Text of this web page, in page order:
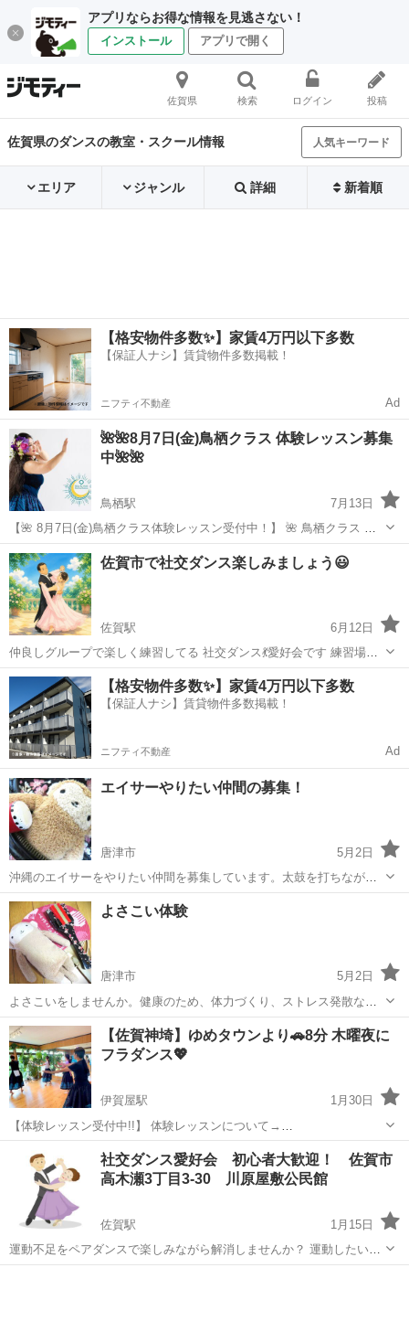
アプリならお得な情報を見逃さない！
インストール アプリで開く
佐賀県 検索 ログイン 投稿
佐賀県のダンスの教室・スクール情報 人気キーワード
エリア ジャンル 詳細 新着順
【格安物件多数✨】家賃4万円以下多数
【保証人ナシ】賃貸物件多数掲載！
ニフティ不動産 Ad
🌺🌺8月7日(金)鳥栖クラス 体験レッスン募集
中🌺🌺
鳥栖駅
7月13日
【🌺 8月7日(金)鳥栖クラス体験レッスン受付中！】 🌺 鳥栖クラス 体
験レッスン募集 🌺 「フラって難しそう…」 「運動が苦手でも大丈
夫？」 そんな方こそ大歓迎です😊 フラダンスは、ゆったりとした音楽
に合わ...
佐賀 鳥栖市 鳥栖駅 フラダンス フラ
佐賀市で社交ダンス楽しみましょう😃
佐賀駅
6月12日
仲良しグループで楽しく練習してる 社交ダンス💃愛好会です 練習場所
は、のどかな古湯♨️温泉です 広々した大ホールで、ゆったりと練習し
てます 練習帰り温泉♨️でゆっくりもできますよ！ ⭐︎仲間を大募集中で
す⭐︎ 未経験の...
佐賀 佐賀市 佐賀駅 社交ダンス ホール
【格安物件多数✨】家賃4万円以下多数
【保証人ナシ】賃貸物件多数掲載！
ニフティ不動産 Ad
エイサーやりたい仲間の募集！
唐津市
5月2日
沖縄のエイサーをやりたい仲間を募集しています。太鼓を打ちながら
踊るダイナミックな動きが特徴的です。まずは１曲完成出来たらいい
なあと思っています。一緒にトライしてくれる仲間を募集中です。現
在、準備段階ではありますが、まずはメン...
佐賀 唐津市 その他 エイサー
よさこい体験
唐津市
5月2日
よさこいをしませんか。健康のため、体力づくり、ストレス発散な
ど、きっかけは人それぞれだと思います。仲間が増えれば、その分、
楽しさも増えるような気がします。いつでもメンバーを募集していま
す。踊り初心者も大歓迎です。お気軽にご連...
佐賀 唐津市 ダンス よさこい
【佐賀神埼】ゆめタウンより🚗8分 木曜夜に
フラダンス💖
伊賀屋駅
1月30日
【体験レッスン受付中!!】 体験レッスンについて→
https://www.hulamahina.com/about-1 はじめての方歓迎 フラ体験レッ
スン受付中💖💖💖 ---------- 🟣神埼教室（...
佐賀 神埼市 伊賀屋駅 フラダンス KILOHANA
社交ダンス愛好会 初心者大歓迎！ 佐賀市
高木瀬3丁目3-30 川原屋敷公民館
佐賀駅
1月15日
運動不足をペアダンスで楽しみながら解消しませんか？ 運動したいけ
ど一人だとなかなか続かない。 健康増進の為に是非お気軽に参加下さ